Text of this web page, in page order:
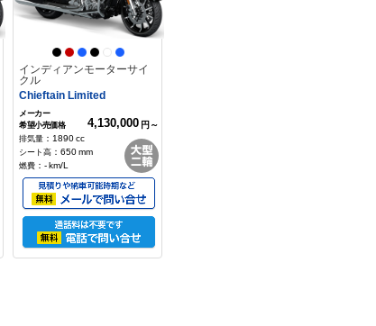
インディアンモーターサイ
クル
Chieftain Limited
4,130,000 円～
： 1890cc
： 650mm
： -km/L